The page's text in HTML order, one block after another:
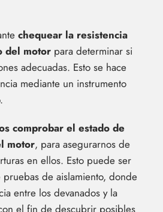
chequear la resistencia
del motor para determinar si
adecuadas. Esto se hace
mediante un instrumento
comprobar el estado de
motor, para asegurarnos de
en ellos. Esto puede ser
de aislamiento, donde
entre los devanados y la
el fin de descubrir posibles